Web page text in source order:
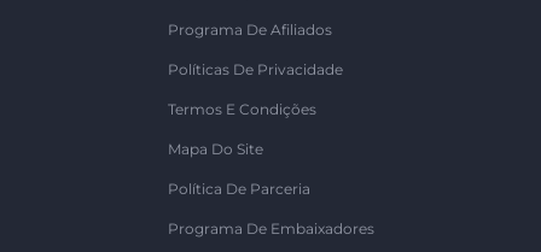
Programa De Afiliados
Políticas De Privacidade
Termos E Condições
Mapa Do Site
Política De Parceria
Programa De Embaixadores